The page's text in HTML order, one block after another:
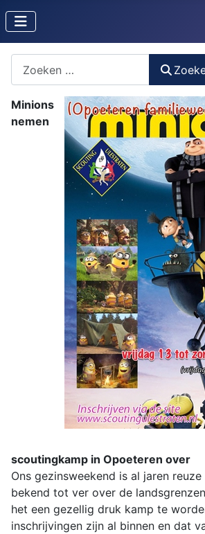
Minions
nemen
scoutingkamp in Opoeteren over
Ons gezinsweekend is al jaren
bekend tot ver over de
het een gezellig druk kamp te
inschrijvingen zijn al binnen en dat